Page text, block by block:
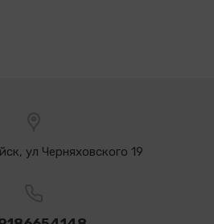
ул Черняховского 19